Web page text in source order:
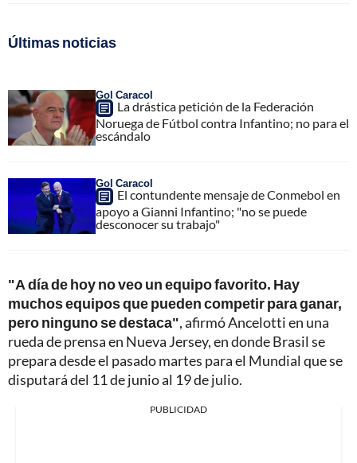
Últimas noticias
Gol Caracol
La drástica petición de la Federación
Noruega de Fútbol contra Infantino; no para el
escándalo
Gol Caracol
El contundente mensaje de Conmebol en
apoyo a Gianni Infantino; "no se puede
desconocer su trabajo"
"A día de hoy no veo un equipo favorito. Hay
muchos equipos que pueden competir para ganar,
pero ninguno se destaca", afirmó Ancelotti en una
rueda de prensa en Nueva Jersey, en donde Brasil se
prepara desde el pasado martes para el Mundial que se
disputará del 11 de junio al 19 de julio.
PUBLICIDAD